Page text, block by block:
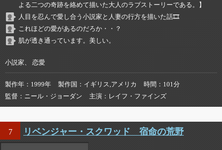
よる二つの奇跡を絡めて描いた大人のラブストーリーである。】
人目を忍んで愛し合う小説家と人妻の行方を描いた話🎞️
これほどの愛があるのだろか・・？
肌が透き通っています。美しい。
小説家、 恋愛
製作年 1999年 製作国 イギリス,アメリカ 時間
101分
監督
ニール・ジョーダン 主演 レイフ・ファインズ
7 リベンジャー・スクワッド 宿命の荒野